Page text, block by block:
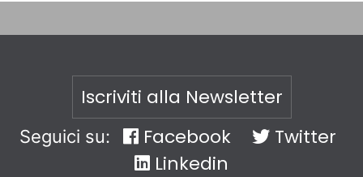
Iscriviti alla Newsletter
Seguici su: Facebook
Twitter
Linkedin